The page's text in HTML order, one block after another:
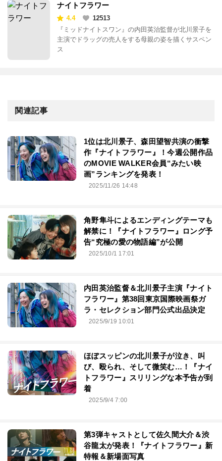
ナイトフラワー
4.4
12513
『ミッドナイトスワン』の内田英治監督が北川景子を
主演でドラッグの売人をする母親の姿を描くサスペン
ス
関連記事
1位は北川景子、森田望智共演の衝撃
作『ナイトフラワー』！今週公開作品
のMOVIE WALKER会員“みたい映
画”ランキングを発表！
2025/11/26 14:48
角野隼斗によるエンディングテーマも
解禁に！『ナイトフラワー』ロング予
告“究極の愛の物語編”が公開
2025/10/1 17:01
内田英治監督＆北川景子主演『ナイト
フラワー』第38回東京国際映画祭ガ
ラ・セレクション部門公式出品決定
2025/9/19 10:01
ほぼスッピンの北川景子が泣き、叫
び、殴られ、そして微笑む…！『ナイ
トフラワー』スリリングな本予告が到
着
2025/9/4 7:00
第3弾キャストとして佐久間大介＆渋
⾕⿓太が発表！『ナイトフラワー』新
特報＆新場面写真